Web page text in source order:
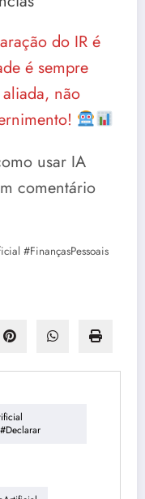
do IR é
é sempre
não
usar IA
comentário
#FinançasPessoais